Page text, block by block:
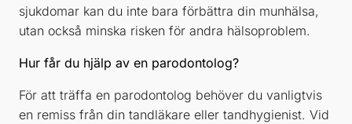
sjukdomar kan du inte bara förbättra din munhälsa,
utan också minska risken för andra hälsoproblem.
Hur får du hjälp av en parodontolog?
För att träffa en parodontolog behöver du vanligtvis
en remiss från din tandläkare eller tandhygienist. Vid